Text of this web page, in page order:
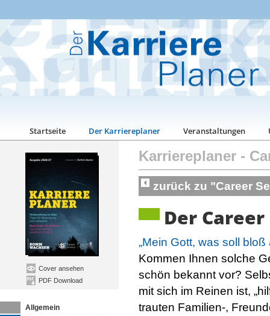
Startseite Der Karriereplaner Veranstaltungen
Cover ansehen
PDF Download
Allgemein
Karriereplaner -
zurück zu "Career
Der
„Mein Gott, was soll bloß
Kommen Ihnen solche
schön bekannt vor?
mit sich im Reinen ist,
trauten Familien-,